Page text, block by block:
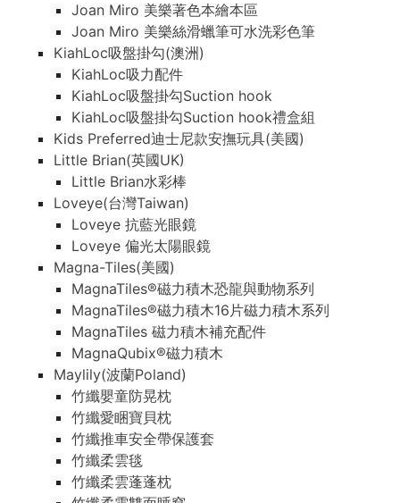
Joan Miro 美樂著色本繪本區
Joan Miro 美樂絲滑蠟筆可水洗彩色筆
KiahLoc吸盤掛勾(澳洲)
KiahLoc吸力配件
KiahLoc吸盤掛勾Suction hook
KiahLoc吸盤掛勾Suction hook禮盒組
Kids Preferred迪士尼款安撫玩具(美國)
Little Brian(英國UK)
Little Brian水彩棒
Loveye(台灣Taiwan)
Loveye 抗藍光眼鏡
Loveye 偏光太陽眼鏡
Magna-Tiles(美國)
MagnaTiles®磁力積木恐龍與動物系列
MagnaTiles®磁力積木16片磁力積木系列
MagnaTiles 磁力積木補充配件
MagnaQubix®磁力積木
Maylily(波蘭Poland)
竹纖嬰童防晃枕
竹纖愛睏寶貝枕
竹纖推車安全帶保護套
竹纖柔雲毯
竹纖柔雲蓬蓬枕